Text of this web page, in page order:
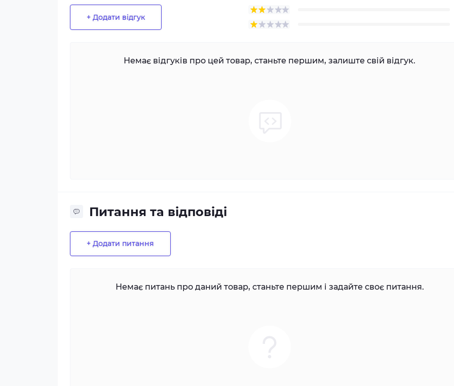
+ Додати відгук
Немає відгуків про цей товар, станьте першим, залиште свій відгук.
Питання та відповіді
+ Додати питання
Немає питань про даний товар, станьте першим і задайте своє питання.